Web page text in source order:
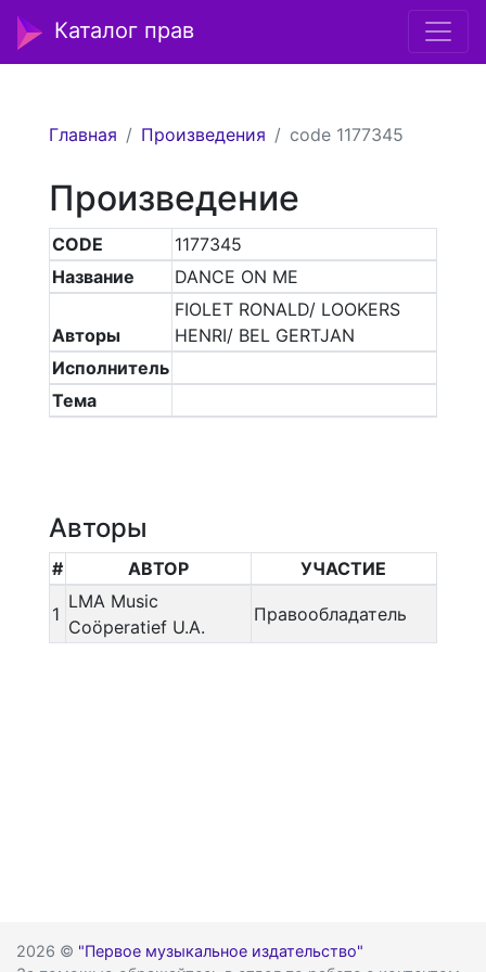
Каталог прав
Главная Произведения code 1177345
Произведение
CODE
1177345
Название
DANCE ON ME
Авторы
FIOLET RONALD/ LOOKERS
HENRI/ BEL GERTJAN
Исполнитель
Тема
Авторы
# АВТОР УЧАСТИЕ
1
LMA Music
Coöperatief U.A.
Правообладатель
2026 © "Первое музыкальное издательство"